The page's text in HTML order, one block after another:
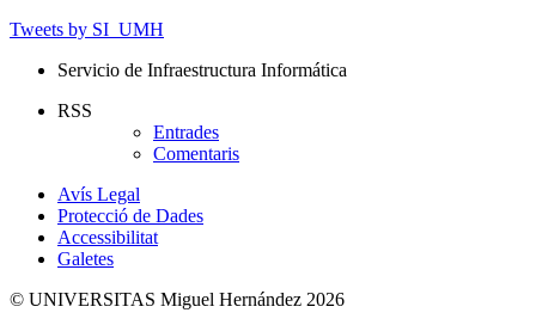
Tweets by SI_UMH
Servicio de Infraestructura Informática
RSS
Entrades
Comentaris
Avís Legal
Protecció de Dades
Accessibilitat
Galetes
© UNIVERSITAS Miguel Hernández 2026